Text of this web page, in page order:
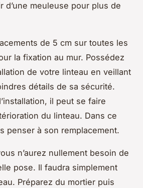
d’une meuleuse pour plus de
de 5 cm sur toutes les
la fixation au mur. Possédez
de votre linteau en veillant
détails de sa sécurité.
il peut se faire
du linteau. Dans ce
penser à son remplacement.
n’aurez nullement besoin de
pose. Il faudra simplement
Préparez du mortier puis